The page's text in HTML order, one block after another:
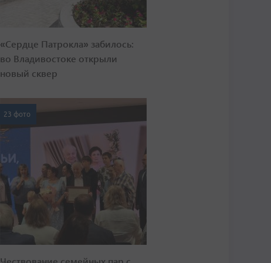
«Сердце Патрокла» забилось:
во Владивостоке открыли
новый сквер
23 фото